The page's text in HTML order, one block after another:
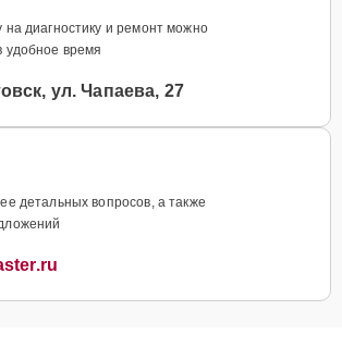
на диагностику и ремонт можно
удобное время
ул. Чапаева, 27
детальных вопросов, а также